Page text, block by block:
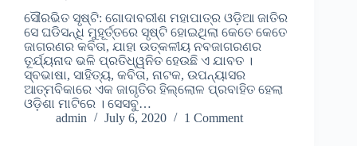
ସୌରଭିତ ସୃଷ୍ଟି: ଗୋଦାବରୀଶ ମହାପାତ୍ର ଓଡ଼ିଆ ଜାତିର
ସେ ଘଡିସନ୍ଧି ମୁହୂର୍ତ୍ତରେ ସୃଷ୍ଟି ହୋଇଥିଲା କେତେ କେତେ
ଜାଗରଣର କବିତା, ଯାହା ଉତ୍କଳୀୟ ନବଜାଗରଣର
ତୂର୍ଯ୍ୟନାଦ ଭଳି ପ୍ରତିଧ୍ୱନିତ ହେଉଛି ଏ ଯାବତ ।
ସ୍ବଭାଷା, ସାହିତ୍ୟ, କବିତା, ନାଟକ, ଉପନ୍ୟାସର
ଆତ୍ମବିକାରେ ଏକ ଜାଗୃତିର ହିଲ୍ଲୋଳ ପ୍ରବାହିତ ହେଲା
ଓଡ଼ିଶା ମାଟିରେ । ସେସବୁ…
admin
July 6, 2020 1 Comment